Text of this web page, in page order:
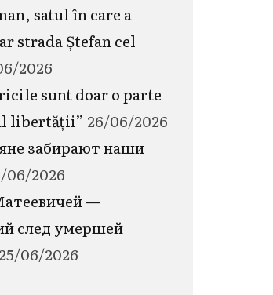
satul în care a
strada Ștefan cel
2026
sunt doar o parte
libertății” 26/06/2026
забирают наши
06/2026
—
след умершей
25/06/2026